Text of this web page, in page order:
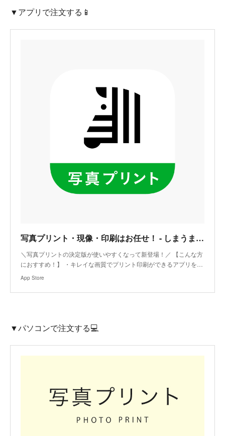
▼アプリで注文する📱
‎写真プリント・現像・印刷はお任せ！ - しまうまプリント
‎＼写真プリントの決定版が使いやすくなって新登場！／ 【こんな方
におすすめ！】 ・キレイな画質でプリント印刷ができるアプリを…
App Store
‎▼パソコンで注文する💻